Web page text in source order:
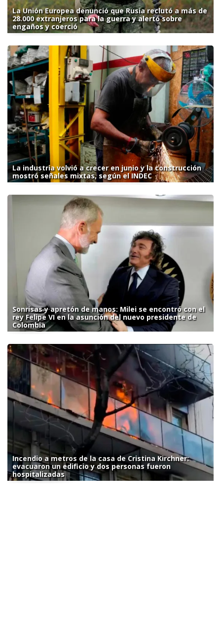
La Unión Europea denunció que Rusia reclutó a más de
28.000 extranjeros para la guerra y alertó sobre
engaños y coerció
La industria volvió a crecer en junio y la construcción
mostró señales mixtas, según el INDEC
Sonrisas y apretón de manos: Milei se encontró con el
rey Felipe VI en la asunción del nuevo presidente de
Colombia
Incendio a metros de la casa de Cristina Kirchner:
evacuaron un edificio y dos personas fueron
hospitalizadas